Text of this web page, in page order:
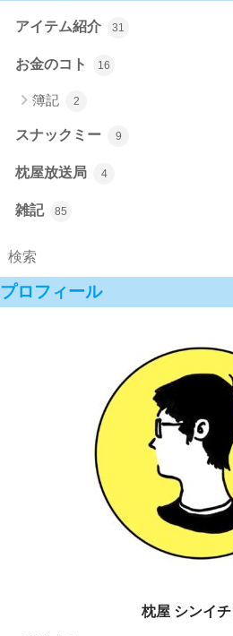
アイテム紹介 31
お金のコト 16
簿記 2
スナックミー 9
枕屋放送局 4
雑記 85
プロフィール
枕屋 シンイ